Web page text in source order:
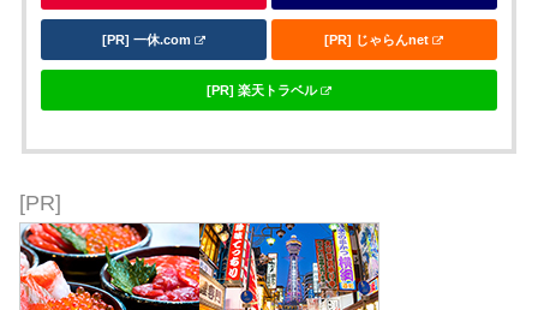
[PR] 一休.com [PR] じゃらんnet
[PR] 楽天トラベル
[PR]